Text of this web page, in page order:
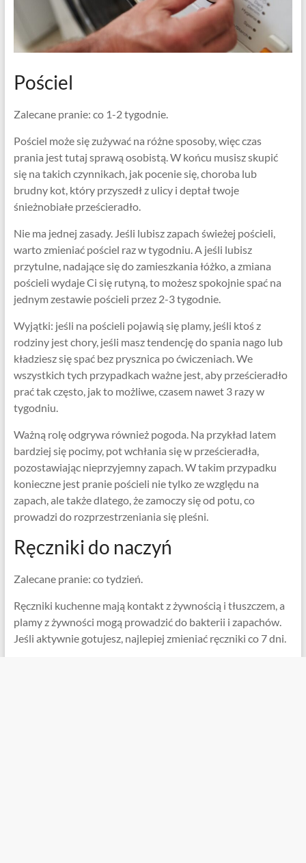
Pościel
Zalecane pranie: co 1-2 tygodnie.
Pościel może się zużywać na różne sposoby, więc czas
prania jest tutaj sprawą osobistą. W końcu musisz skupić
się na takich czynnikach, jak pocenie się, choroba lub
brudny kot, który przyszedł z ulicy i deptał twoje
śnieżnobiałe prześcieradło.
Nie ma jednej zasady. Jeśli lubisz zapach świeżej pościeli,
warto zmieniać pościel raz w tygodniu. A jeśli lubisz
przytulne, nadające się do zamieszkania łóżko, a zmiana
pościeli wydaje Ci się rutyną, to możesz spokojnie spać na
jednym zestawie pościeli przez 2-3 tygodnie.
Wyjątki: jeśli na pościeli pojawią się plamy, jeśli ktoś z
rodziny jest chory, jeśli masz tendencję do spania nago lub
kładziesz się spać bez prysznica po ćwiczeniach. We
wszystkich tych przypadkach ważne jest, aby prześcieradło
prać tak często, jak to możliwe, czasem nawet 3 razy w
tygodniu.
Ważną rolę odgrywa również pogoda. Na przykład latem
bardziej się pocimy, pot wchłania się w prześcieradła,
pozostawiając nieprzyjemny zapach. W takim przypadku
konieczne jest pranie pościeli nie tylko ze względu na
zapach, ale także dlatego, że zamoczy się od potu, co
prowadzi do rozprzestrzeniania się pleśni.
Ręczniki do naczyń
Zalecane pranie: co tydzień.
Ręczniki kuchenne mają kontakt z żywnością i tłuszczem, a
plamy z żywności mogą prowadzić do bakterii i zapachów.
Jeśli aktywnie gotujesz, najlepiej zmieniać ręczniki co 7 dni.